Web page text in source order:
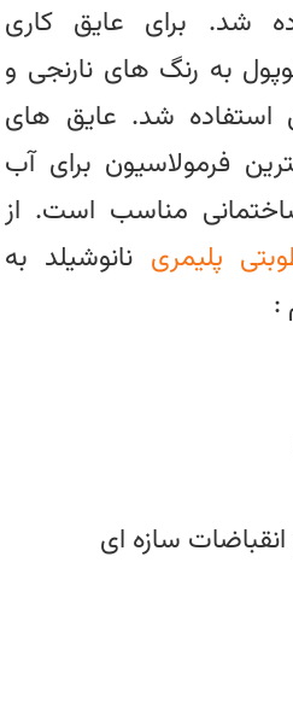
شد. برای عایق کاری
به رنگ های نارنجی و
استفاده شد. عایق های
فرمولاسیون برای آب
مناسب است. از
پلیمری نانوشیلد به
:
انقباضات سازه ای